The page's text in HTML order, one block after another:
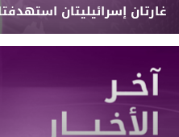
غارتان إسرائيليتان